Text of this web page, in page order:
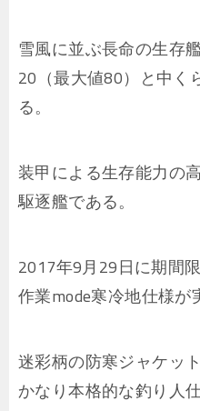
雪風に並ぶ長命の生存
20（最大値80）と中く
る。
装甲による生存能力の
駆逐艦である。
2017年9月29日に期間
作業mode寒冷地仕様が
迷彩柄の防寒ジャケッ
かなり本格的な釣り人仕